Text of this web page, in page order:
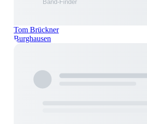
Tom Brückner
Burghausen